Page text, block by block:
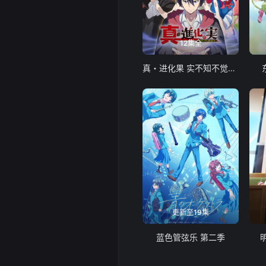
12集全
真・进化果 实不知不觉踏上胜利的人生
更新至19集
蓝色管弦乐 第二季